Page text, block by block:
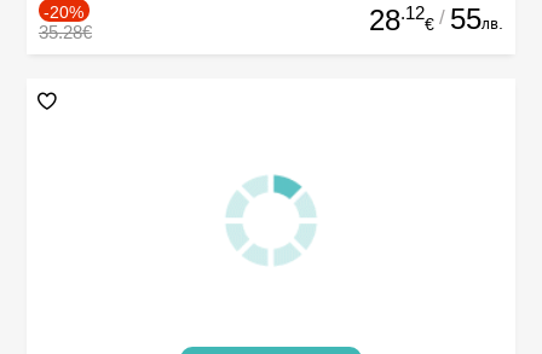
-20%
35.28€ 28.12
€ / 55лв.